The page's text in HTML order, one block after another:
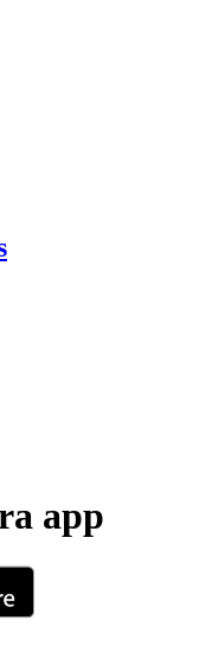
app